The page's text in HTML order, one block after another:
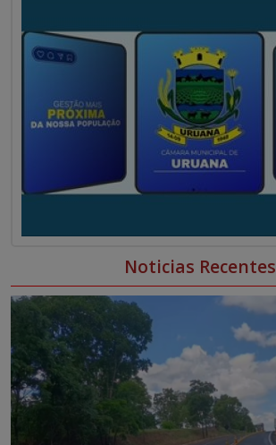
Noticias Recentes